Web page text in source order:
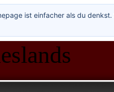
ist einfacher als du